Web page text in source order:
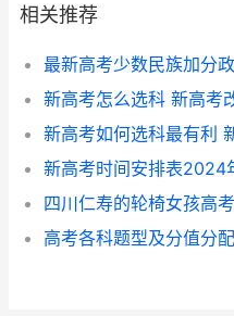
相关推荐
新高考怎么选科 新高考
新高考时间安排表2024
四川仁寿的轮椅女孩高
高考各科题型及分值分